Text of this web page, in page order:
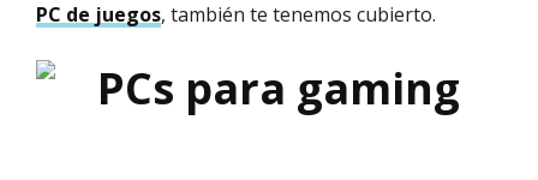
PC de juegos, también te tenemos cubierto.